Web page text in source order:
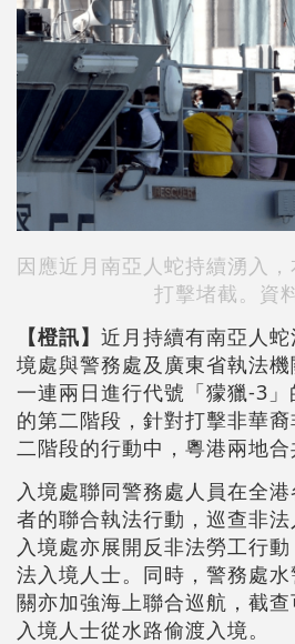
因應近月南亞人蛇持續湧入
打擊堵截。資
【橙訊】 近月持續有南亞人
境處與警務處及廣東省執法
一連兩日進行代號「獴獵-3
的第二階段，針對打擊非華
二階段的行動中，粵港兩地合
入境處聯同警務處人員在全
者的聯合執法行動，巡查非法
入境處亦展開反非法勞工行
法入境人士。同時，警務處
關亦加強海上聯合巡航，截
入境人士從水路偷渡入境。